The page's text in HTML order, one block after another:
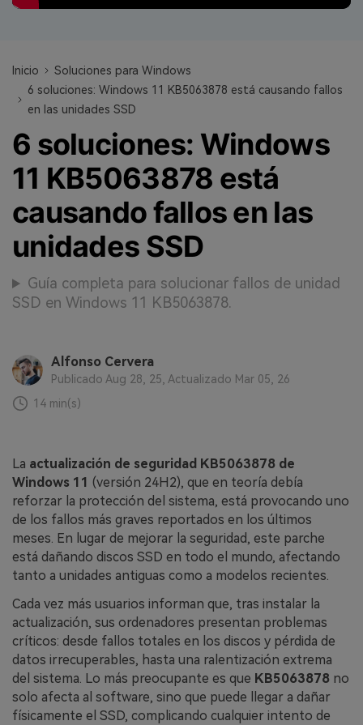
Repairit - Reparar Datos
Inicio
Soluciones para Windows
6 soluciones: Windows 11 KB5063878 está causando fallos
en las unidades SSD
6 soluciones: Windows
11 KB5063878 está
causando fallos en las
unidades SSD
Guía completa para solucionar fallos de unidad
SSD en Windows 11 KB5063878.
Alfonso Cervera
Publicado Aug 28, 25, Actualizado Mar 05, 26
14 min(s)
La actualización de seguridad KB5063878 de
Windows 11 (versión 24H2), que en teoría debía
reforzar la protección del sistema, está provocando uno
de los fallos más graves reportados en los últimos
meses. En lugar de mejorar la seguridad, este parche
está dañando discos SSD en todo el mundo, afectando
tanto a unidades antiguas como a modelos recientes.
Cada vez más usuarios informan que, tras instalar la
actualización, sus ordenadores presentan problemas
críticos: desde fallos totales en los discos y pérdida de
datos irrecuperables, hasta una ralentización extrema
del sistema. Lo más preocupante es que KB5063878 no
solo afecta al software, sino que puede llegar a dañar
físicamente el SSD, complicando cualquier intento de